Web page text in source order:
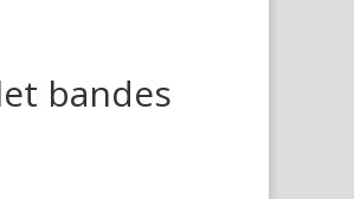
bandes